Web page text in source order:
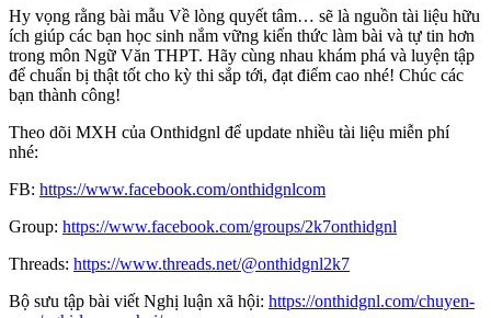
Hy vọng rằng bài mẫu Về lòng quyết tâm… sẽ là nguồn tài liệu hữu
ích giúp các bạn học sinh nắm vững kiến thức làm bài và tự tin hơn
trong môn Ngữ Văn THPT. Hãy cùng nhau khám phá và luyện tập
để chuẩn bị thật tốt cho kỳ thi sắp tới, đạt điểm cao nhé! Chúc các
bạn thành công!
Theo dõi MXH của Onthidgnl để update nhiều tài liệu miễn phí
nhé:
FB: https://www.facebook.com/onthidgnlcom
Group: https://www.facebook.com/groups/2k7onthidgnl
Threads: https://www.threads.net/@onthidgnl2k7
Bộ sưu tập bài viết Nghị luận xã hội: https://onthidgnl.com/chuyen-